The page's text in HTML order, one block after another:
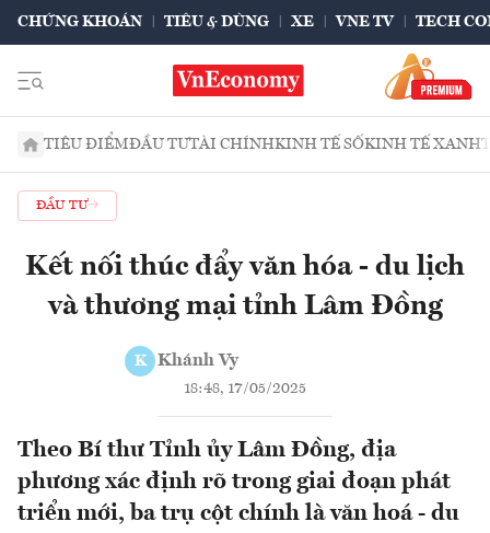
CHỨNG KHOÁN TIÊU & DÙNG XE VNE TV TECH
TIÊU ĐIỂMĐẦU TƯTÀI CHÍNHKINH TẾ SỐKINH TẾ XANH
ĐẦU TƯ
Kết nối thúc đẩy văn hóa - du lịch
và thương mại tỉnh Lâm Đồng
K Khánh Vy
18:48, 17/05/2025
Theo Bí thư Tỉnh ủy Lâm Đồng, địa
phương xác định rõ trong giai đoạn phát
triển mới, ba trụ cột chính là văn hoá - du